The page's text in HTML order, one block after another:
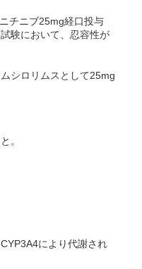
チニブ25mg経口投与
験において、忍容性が
シロリムスとして25mg
。
により代謝され